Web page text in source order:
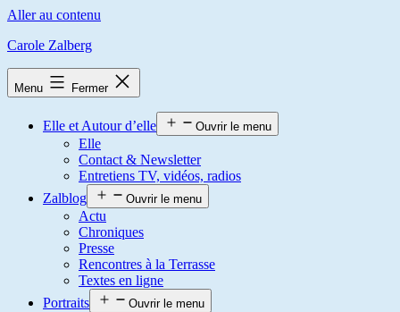
Aller au contenu
Carole Zalberg
Menu Fermer
Elle et Autour d’elle Ouvrir le menu
Elle
Contact & Newsletter
Entretiens TV, vidéos, radios
Zalblog
Ouvrir le menu
Actu
Chroniques
Presse
Rencontres à la Terrasse
Textes en ligne
Portraits
Ouvrir le menu